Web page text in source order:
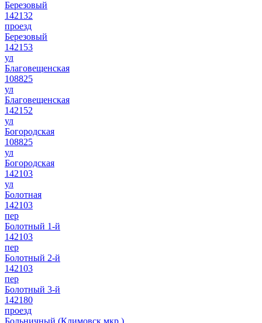
Березовый
142132
проезд
Березовый
142153
ул
Благовещенская
108825
ул
Благовещенская
142152
ул
Богородская
108825
ул
Богородская
142103
ул
Болотная
142103
пер
Болотный 1-й
142103
пер
Болотный 2-й
142103
пер
Болотный 3-й
142180
проезд
Больничный (Климовск мкр.)